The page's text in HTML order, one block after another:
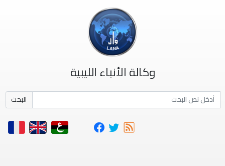
وكالة الأنباء الليبية
البحث